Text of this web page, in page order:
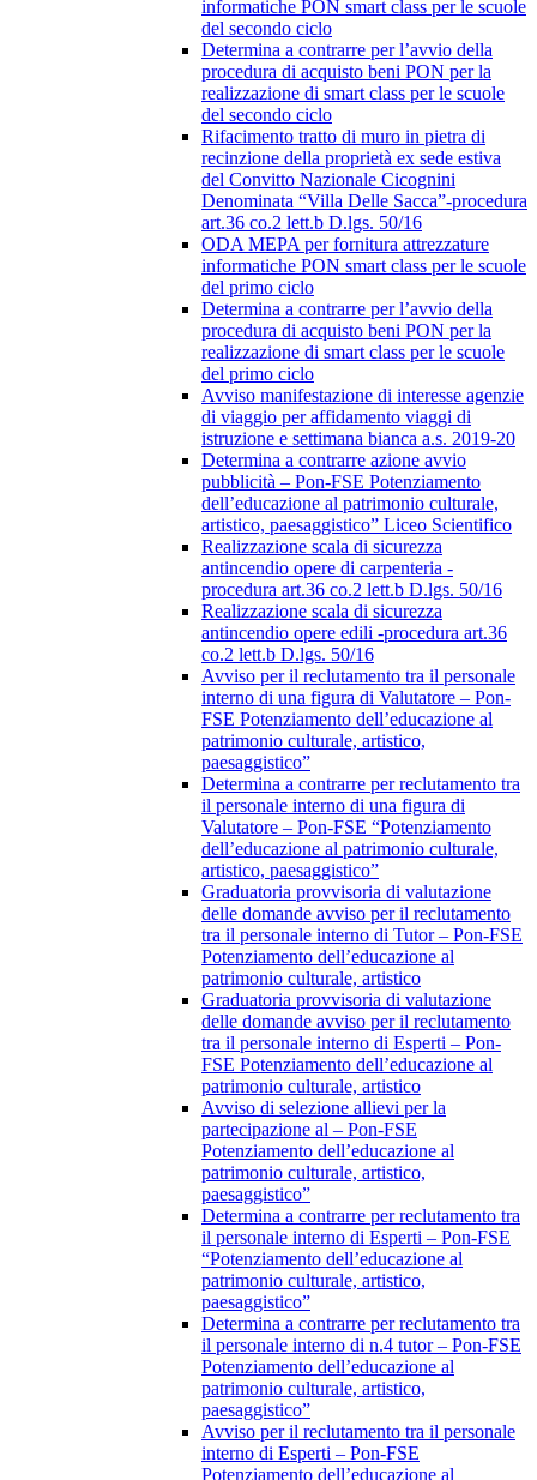
informatiche PON smart class per le scuole
del secondo ciclo
Determina a contrarre per l’avvio della
procedura di acquisto beni PON per la
realizzazione di smart class per le scuole
del secondo ciclo
Rifacimento tratto di muro in pietra di
recinzione della proprietà ex sede estiva
del Convitto Nazionale Cicognini
Denominata “Villa Delle Sacca”-procedura
art.36 co.2 lett.b D.lgs. 50/16
ODA MEPA per fornitura attrezzature
informatiche PON smart class per le scuole
del primo ciclo
Determina a contrarre per l’avvio della
procedura di acquisto beni PON per la
realizzazione di smart class per le scuole
del primo ciclo
Avviso manifestazione di interesse agenzie
di viaggio per affidamento viaggi di
istruzione e settimana bianca a.s. 2019-20
Determina a contrarre azione avvio
pubblicità – Pon-FSE Potenziamento
dell’educazione al patrimonio culturale,
artistico, paesaggistico” Liceo Scientifico
Realizzazione scala di sicurezza
antincendio opere di carpenteria -
procedura art.36 co.2 lett.b D.lgs. 50/16
Realizzazione scala di sicurezza
antincendio opere edili -procedura art.36
co.2 lett.b D.lgs. 50/16
Avviso per il reclutamento tra il personale
interno di una figura di Valutatore – Pon-
FSE Potenziamento dell’educazione al
patrimonio culturale, artistico,
paesaggistico”
Determina a contrarre per reclutamento tra
il personale interno di una figura di
Valutatore – Pon-FSE “Potenziamento
dell’educazione al patrimonio culturale,
artistico, paesaggistico”
Graduatoria provvisoria di valutazione
delle domande avviso per il reclutamento
tra il personale interno di Tutor – Pon-FSE
Potenziamento dell’educazione al
patrimonio culturale, artistico
Graduatoria provvisoria di valutazione
delle domande avviso per il reclutamento
tra il personale interno di Esperti – Pon-
FSE Potenziamento dell’educazione al
patrimonio culturale, artistico
Avviso di selezione allievi per la
partecipazione al – Pon-FSE
Potenziamento dell’educazione al
patrimonio culturale, artistico,
paesaggistico”
Determina a contrarre per reclutamento tra
il personale interno di Esperti – Pon-FSE
“Potenziamento dell’educazione al
patrimonio culturale, artistico,
paesaggistico”
Determina a contrarre per reclutamento tra
il personale interno di n.4 tutor – Pon-FSE
Potenziamento dell’educazione al
patrimonio culturale, artistico,
paesaggistico”
Avviso per il reclutamento tra il personale
interno di Esperti – Pon-FSE
Potenziamento dell’educazione al